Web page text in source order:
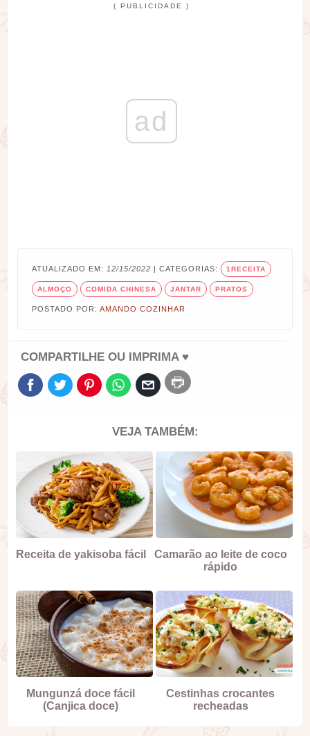
( PUBLICIDADE )
ad
ATUALIZADO EM: 12/15/2022 | CATEGORIAS: 1RECEITA
ALMOÇO COMIDA CHINESA JANTAR PRATOS
POSTADO POR:AMANDO COZINHAR
COMPARTILHE OU IMPRIMA ♥
VEJA TAMBÉM:
Receita de yakisoba fácil
Camarão ao leite de coco
rápido
Mungunzá doce fácil
(Canjica doce)
Cestinhas crocantes
recheadas